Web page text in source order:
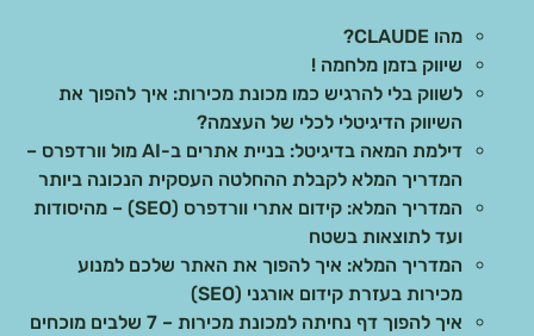
מהו CLAUDE?
שיווק בזמן מלחמה !
לשווק בלי להרגיש כמו מכונת מכירות: איך להפוך את
השיווק הדיגיטלי לכלי של העצמה?
דילמת המאה בדיגיטל: בניית אתרים ב-AI מול וורדפרס –
המדריך המלא לקבלת ההחלטה העסקית הנכונה ביותר
המדריך המלא: קידום אתרי וורדפרס (SEO) – מהיסודות
ועד לתוצאות בשטח
המדריך המלא: איך להפוך את האתר שלכם למנוע
מכירות בעזרת קידום אורגני (SEO)
איך להפוך דף נחיתה למכונת מכירות – 7 שלבים מוכחים